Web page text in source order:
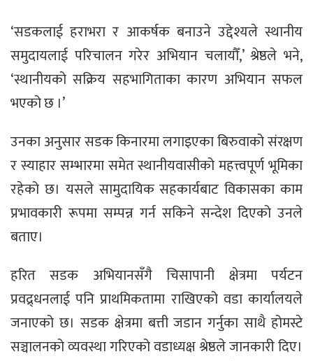
‘सडकलाई हराभरा र आकर्षक बनाउने उद्देश्यले स्थानीय
समुदायलाई परिचालन गरेर अभियान चलायौँ,’ श्रेष्ठले भने,
‘स्थानीयको सक्रिय सहभागिताका कारण अभियान सफल
भएको छ ।’
उनका अनुसार सडक किनारमा लगाइएका बिरुवाको संरक्षण
र स्याहार सम्भारमा समेत स्थानीयवासीको महत्त्वपूर्ण भूमिका
रहेको छ। यसले सामुदायिक सहकार्यबाट विकासका काम
प्रभावकारी रूपमा सम्पन्न गर्न सकिने सन्देश दिएको उनले
बताए।
हरित सडक अभियानसँगै चिसापानी क्षेत्रमा पर्यटन
प्रवद्र्धनलाई पनि प्राथमिकतामा राखिएको वडा कार्यालयले
जनाएको छ। सडक क्षेत्रमा बत्ती जडान गर्नुका साथै होमस्टे
सञ्चालनको व्यवस्था गरिएको वडाध्यक्ष श्रेष्ठले जानकारी दिए।